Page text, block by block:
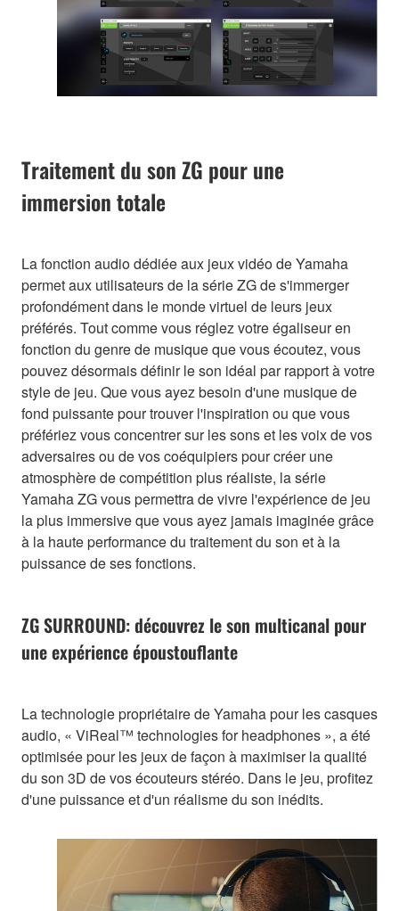
Traitement du son ZG pour une
immersion totale
La fonction audio dédiée aux jeux vidéo de Yamaha
permet aux utilisateurs de la série ZG de s'immerger
profondément dans le monde virtuel de leurs jeux
préférés. Tout comme vous réglez votre égaliseur en
fonction du genre de musique que vous écoutez, vous
pouvez désormais définir le son idéal par rapport à votre
style de jeu. Que vous ayez besoin d'une musique de
fond puissante pour trouver l'inspiration ou que vous
préfériez vous concentrer sur les sons et les voix de vos
adversaires ou de vos coéquipiers pour créer une
atmosphère de compétition plus réaliste, la série
Yamaha ZG vous permettra de vivre l'expérience de jeu
la plus immersive que vous ayez jamais imaginée grâce
à la haute performance du traitement du son et à la
puissance de ses fonctions.
ZG SURROUND: découvrez le son multicanal pour
une expérience époustouflante
La technologie propriétaire de Yamaha pour les casques
audio, « ViReal™ technologies for headphones », a été
optimisée pour les jeux de façon à maximiser la qualité
du son 3D de vos écouteurs stéréo. Dans le jeu, profitez
d'une puissance et d'un réalisme du son inédits.